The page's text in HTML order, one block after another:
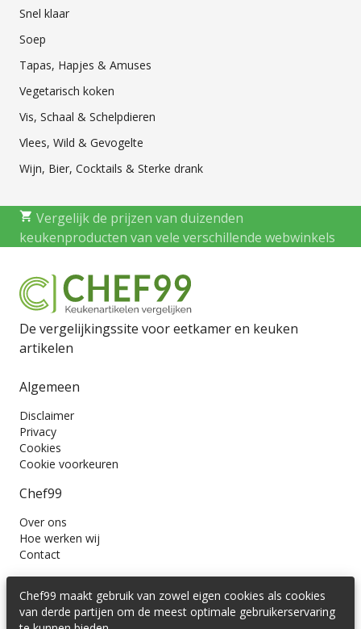
Snel klaar
Soep
Tapas, Hapjes & Amuses
Vegetarisch koken
Vis, Schaal & Schelpdieren
Vlees, Wild & Gevogelte
Wijn, Bier, Cocktails & Sterke drank
Vergelijk de prijzen van duizenden
keukenproducten van vele verschillende webwinkels
De vergelijkingssite voor eetkamer en keuken
artikelen
Algemeen
Disclaimer
Privacy
Cookies
Cookie voorkeuren
Chef99
Over ons
Hoe werken wij
Contact
Chef99 maakt gebruik van zowel eigen cookies als cookies
van derde partijen om de meest optimale gebruikerservaring